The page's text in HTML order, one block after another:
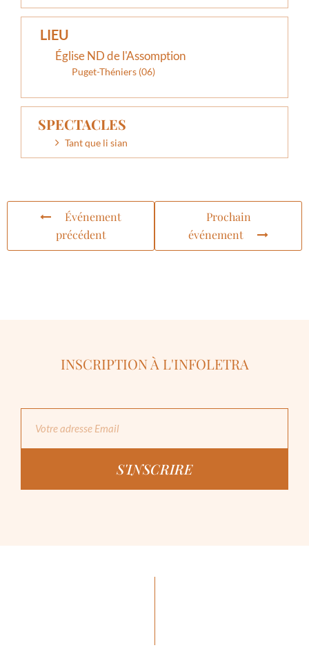
LIEU
Église ND de l'Assomption
Puget-Théniers (06)
SPECTACLES
Tant que li sian
Événement
précédent
Prochain
événement
INSCRIPTION À L'INFOLETRA
S'INSCRIRE